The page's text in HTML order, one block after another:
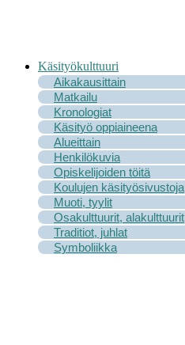
Käsityökulttuuri
Aikakausittain
Matkailu
Kronologiat
Käsityö oppiaineena
Alueittain
Henkilökuvia
Opiskelijoiden töitä
Koulujen käsityösivustoja
Muoti, tyylit
Osakulttuurit, alakulttuurit
Traditiot, juhlat
Symboliikka